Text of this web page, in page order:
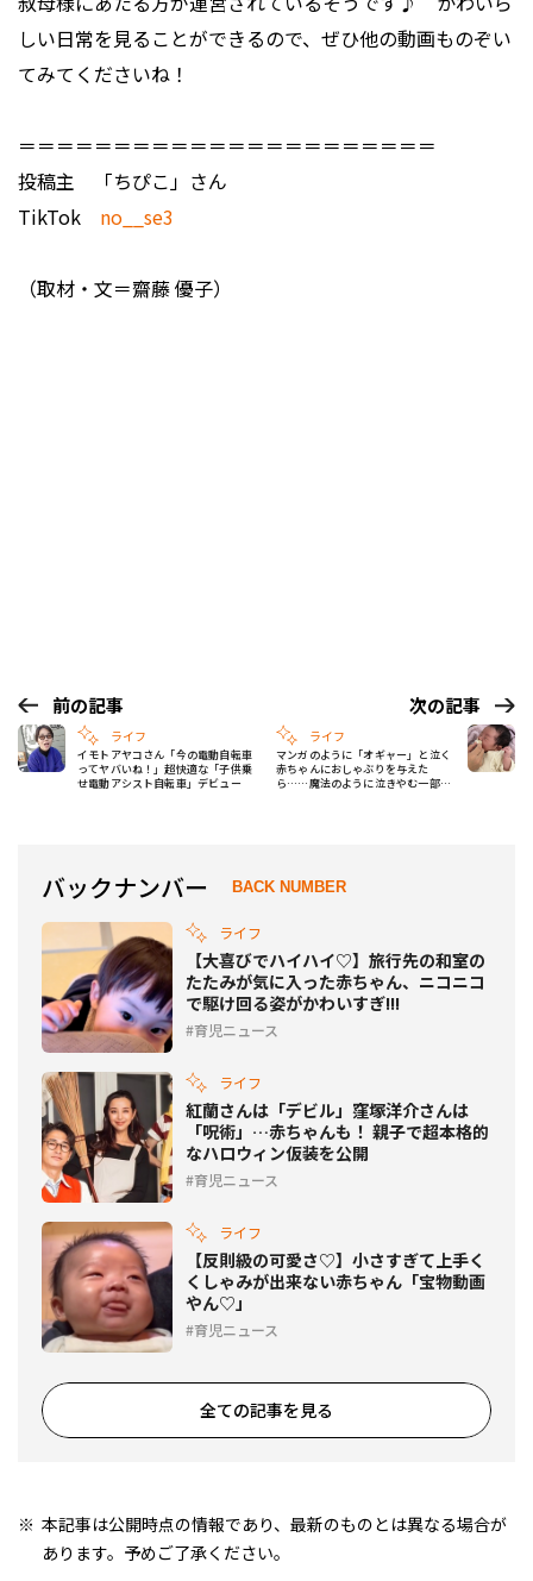
しい日常を見ることができるので、ぜひ他の動画ものぞい
てみてくださいね！
＝＝＝＝＝＝＝＝＝＝＝＝＝＝＝＝＝＝＝＝＝＝
投稿主 「ちぴこ」さん
TikTok no__se3
（取材・文＝齋藤 優子）
前の記事
ライフ
イモトアヤコさん「今の電動自転車
ってヤバいね！」超快適な「子供乗
せ電動アシスト自転車」デビュー
次の記事
ライフ
マンガのように「オギャー」と泣く
赤ちゃんにおしゃぶりを与えた
ら……魔法のように泣きやむ一部始
バックナンバー BACK NUMBER
ライフ
【大喜びでハイハイ♡】旅行先の和室の
たたみが気に入った赤ちゃん、ニコニコ
で駆け回る姿がかわいすぎ!!!
育児ニュース
ライフ
紅蘭さんは「デビル」窪塚洋介さんは
「呪術」…赤ちゃんも！ 親子で超本格的
なハロウィン仮装を公開
育児ニュース
ライフ
【反則級の可愛さ♡】小さすぎて上手く
くしゃみが出来ない赤ちゃん「宝物動画
やん♡」
育児ニュース
全ての記事を見る
本記事は公開時点の情報であり、最新のものとは異なる場合が
あります。予めご了承ください。